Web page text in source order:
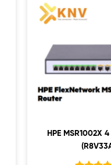
HPE MSR1002X